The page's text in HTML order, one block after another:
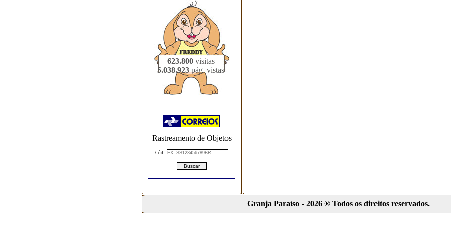
623.800visitas
5.038.923pág. vistas
Rastreamento de Objetos
Cód.:
Granja Paraíso - 2026 ® Todos os direitos reservados.